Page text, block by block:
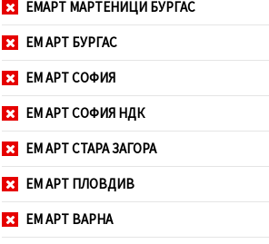
ЕМАРТ МАРТЕНИЦИ БУРГАС
ЕМ АРТ БУРГАС
ЕМ АРТ СОФИЯ
ЕМ АРТ СОФИЯ НДК
ЕМ АРТ СТАРА ЗАГОРА
ЕМ АРТ ПЛОВДИВ
ЕМ АРТ ВАРНА